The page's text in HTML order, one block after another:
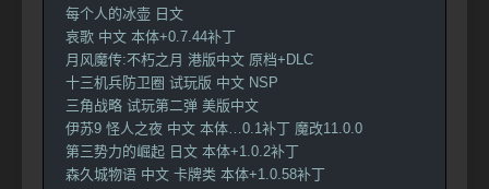
每个人的冰壶 日文
哀歌 中文 本体+0.7.44补丁
月风魔传:不朽之月 港版中文 原档+DLC
十三机兵防卫圈 试玩版 中文 NSP
三角战略 试玩第二弹 美版中文
伊苏9 怪人之夜 中文 本体…0.1补丁 魔改11.0.0
第三势力的崛起 日文 本体+1.0.2补丁
森久城物语 中文 卡牌类 本体+1.0.58补丁